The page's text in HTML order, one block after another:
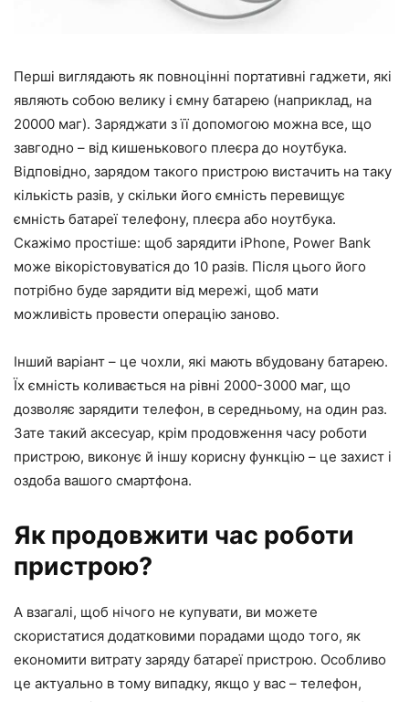
Перші виглядають як повноцінні портативні гаджети, які
являють собою велику і ємну батарею (наприклад, на
20000 маг). Заряджати з її допомогою можна все, що
завгодно – від кишенькового плеєра до ноутбука.
Відповідно, зарядом такого пристрою вистачить на таку
кількість разів, у скільки його ємність перевищує
ємність батареї телефону, плеєра або ноутбука.
Скажімо простіше: щоб зарядити iPhone, Power Bank
може вікорістовуватіся до 10 разів. Після цього його
потрібно буде зарядити від мережі, щоб мати
можливість провести операцію заново.
Інший варіант – це чохли, які мають вбудовану батарею.
Їх ємність коливається на рівні 2000-3000 маг, що
дозволяє зарядити телефон, в середньому, на один раз.
Зате такий аксесуар, крім продовження часу роботи
пристрою, виконує й іншу корисну функцію – це захист і
оздоба вашого смартфона.
Як продовжити час роботи
пристрою?
А взагалі, щоб нічого не купувати, ви можете
скористатися додатковими порадами щодо того, як
економити витрату заряду батареї пристрою. Особливо
це актуально в тому випадку, якщо у вас – телефон,